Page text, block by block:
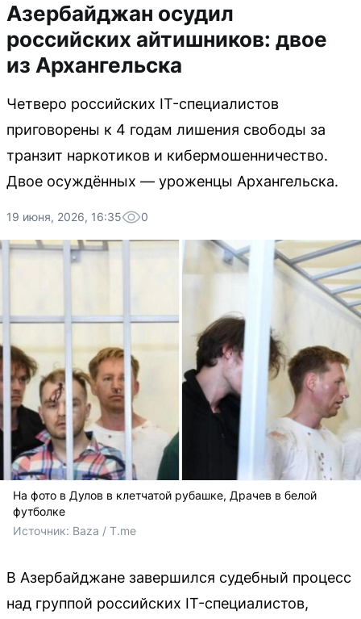
Азербайджан осудил
российских айтишников: двое
из Архангельска
Четверо российских IT-специалистов
приговорены к 4 годам лишения свободы за
транзит наркотиков и кибермошенничество.
Двое осуждённых — уроженцы Архангельска.
19 июня, 2026, 16:35 0
На фото в Дулов в клетчатой рубашке, Драчев в белой
футболке
Источник: Baza / T.me
В Азербайджане завершился судебный процесс
над группой российских IT-специалистов,